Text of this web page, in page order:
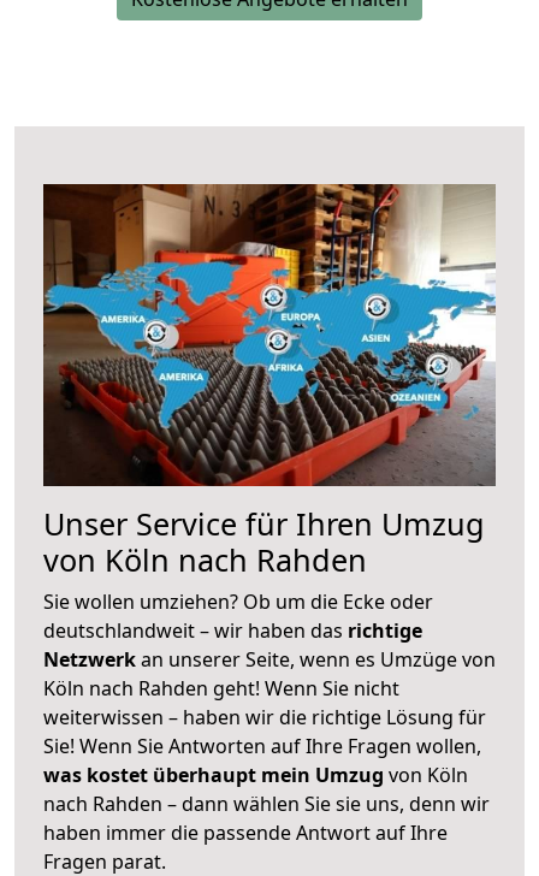
Unser Service für Ihren Umzug
von Köln nach Rahden
Sie wollen umziehen? Ob um die Ecke oder
deutschlandweit – wir haben das richtige
Netzwerkan unserer Seite, wenn es Umzüge von
Köln nach Rahden geht! Wenn Sie nicht
weiterwissen – haben wir die richtige Lösung für
Sie! Wenn Sie Antworten auf Ihre Fragen wollen,
was kostet überhaupt mein Umzug von Köln
nach Rahden – dann wählen Sie sie uns, denn wir
haben immer die passende Antwort auf Ihre
Fragen parat.